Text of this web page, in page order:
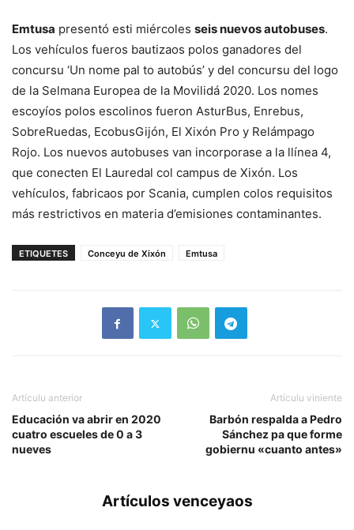
Emtusa presentó esti miércoles seis nuevos autobuses.
Los vehículos fueros bautizaos polos ganadores del
concursu ‘Un nome pal to autobús’ y del concursu del logo
de la Selmana Europea de la Movilidá 2020. Los nomes
escoyíos polos escolinos fueron AsturBus, Enrebus,
SobreRuedas, EcobusGijón, El Xixón Pro y Relámpago
Rojo. Los nuevos autobuses van incorporase a la llínea 4,
que conecten El Lauredal col campus de Xixón. Los
vehículos, fabricaos por Scania, cumplen colos requisitos
más restrictivos en materia d’emisiones contaminantes.
ETIQUETES Conceyu de Xixón Emtusa
Artículu anterior
Educación va abrir en 2020
cuatro escueles de 0 a 3
nueves
Artículu viniente
Barbón respalda a Pedro
Sánchez pa que forme
gobiernu «cuanto antes»
Artículos venceyaos